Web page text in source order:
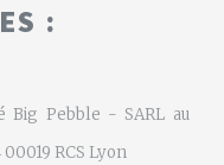
:
Big Pebble - SARL au
RCS Lyon